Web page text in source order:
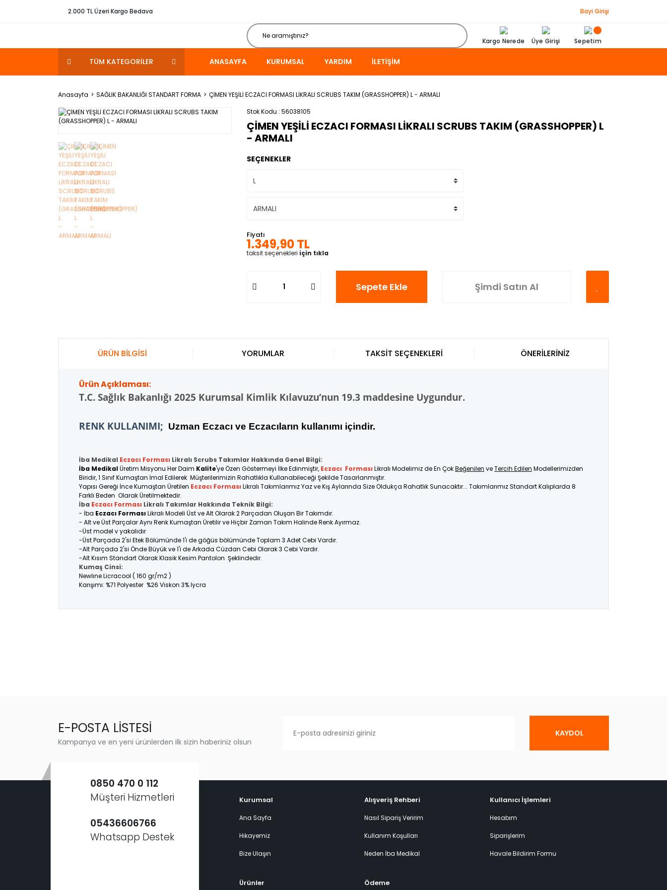
2.000 TL Üzeri Kargo Bedava Bayi Girişi
Kargo Nerede Üye Girişi Sepetim
TÜM KATEGORİLER ANASAYFA KURUMSAL YARDIM İLETIŞIM
Anasayfa SAĞLIK BAKANLIĞI STANDART FORMA
ÇİMEN YEŞİLİ ECZACI FORMASI LİKRALI SCRUBS TAKIM (GRASSHOPPER) L - ARMALI
Stok Kodu 56038105
ÇİMEN YEŞİLİ ECZACI FORMASI LİKRALI SCRUBS TAKIM (GRASSHOPPER) L
- ARMALI
SEÇENEKLER
Fiyatı
1.349,90 TL
taksit seçenekleri için tıkla
Sepete Ekle Şimdi Satın Al
ÜRÜN BİLGİSİ
Ürün Açıklaması:
T.C. Sağlık Bakanlığı 2025 Kurumsal Kimlik Kılavuzu’nun 19.3 maddesine Uygundur.
RENK KULLANIMI; Uzman Eczacı ve Eczacıların kullanımı içindir.
İba Medikal Eczacı Forması Likralı Scrubs Takımlar Hakkında Genel Bilgi:
İba MedikalÜretim Misyonu Her Daim Kalite'ye Özen Göstermeyi İlke Edinmiştir, Eczacı Forması Likralı Modelimiz de En ÇokBeğenilen veTercih Edilen Modellerimizden
Biridir, 1 Sınıf Kumaştan İmal Edilerek Müşterilerimizin Rahatlıkla Kullanabileceği Şekilde Tasarlanmıştır.
Yapısı Gereği İnce Kumaştan Üretilen Eczacı Forması Likralı Takımlarımız Yaz ve Kış Aylarında Size Oldukça Rahatlık Sunacaktır... Takımlarımız Standart Kalıplarda 8
Farklı Beden Olarak Üretilmektedir.
İba Eczacı Forması Likralı Takımlar Hakkında Teknik Bilgi:
- İba Eczacı FormasıLikralı Modeli Üst ve Alt Olarak 2 Parçadan Oluşan Bir Takımdır.
- Alt ve Üst Parçalar Aynı Renk Kumaştan Üretilir ve Hiçbir Zaman Takım Halinde Renk Ayırmaz.
-Üst model v yakalıdır
-Üst Parçada 2'si Etek Bölümünde 1'i de göğüs bölümünde Toplam 3 Adet Cebi Vardır.
-Alt Parçada 2'si Önde Büyük ve 1'i de Arkada Cüzdan Cebi Olarak 3 Cebi Vardır.
-Alt Kısım Standart Olarak Klasik Kesim Pantolon Şeklindedir.
Kumaş Cinsi:
Newlıne Licracool ( 160 gr/m2 )
Karışımı: %71 Polyester %26 Viskon 3% lycra
YORUMLAR TAKSİT SEÇENEKLERİ ÖNERİLERİNİZ
E-POSTA LİSTESİ
Kampanya ve en yeni ürünlerden ilk sizin haberiniz olsun
KAYDOL
0850 470 0 112
Müşteri Hizmetleri
05436606766
Whatsapp Destek
Kurumsal
Ana Sayfa
Hikayemiz
Bize Ulaşın
Alışveriş Rehberi
Nasıl Sipariş Veririm
Kullanım Koşulları
Neden İba Medikal
Ürünler Ödeme
Kullanıcı İşlemleri
Hesabım
Siparişlerim
Havale Bildirim Formu